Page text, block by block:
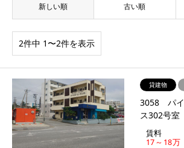
新しい順 古い順
2件中 1〜2件を表示
貸建物
3058 パイ
ス302号室
賃料
17～18万